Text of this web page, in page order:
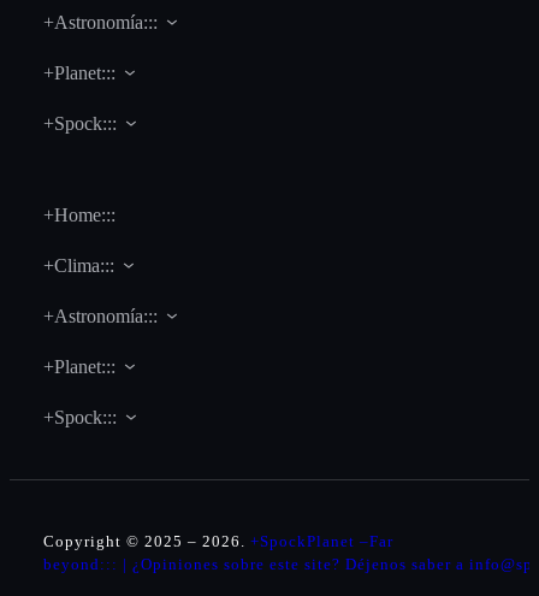
+Astronomía:::
+Planet:::
+Spock:::
+Home:::
+Clima:::
+Astronomía:::
+Planet:::
+Spock:::
Copyright © 2025 – 2026. +SpockPlanet –Far
beyond::: | ¿Opiniones sobre este site? Déjenos saber a